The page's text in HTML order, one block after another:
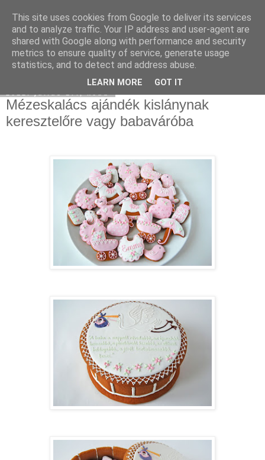
Moha Konyha
Mézeskalács ajándék kislánynak
keresztelőre vagy babaváróba
This site uses cookies from Google to deliver its services
and to analyze traffic. Your IP address and user-agent are
shared with Google along with performance and security
metrics to ensure quality of service, generate usage
statistics, and to detect and address abuse.
LEARN MORE GOT IT